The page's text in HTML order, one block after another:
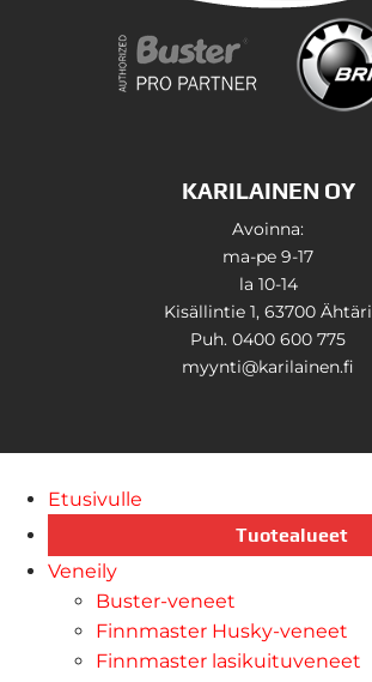
KARILAINEN OY
Avoinna:
ma-pe 9-17
la 10-14
Kisällintie 1, 63700 Ähtäri
Puh. 0400 600 775
myynti@karilainen.fi
Etusivulle
Tuotealueet
Veneily
Buster-veneet
Finnmaster Husky-veneet
Finnmaster lasikuituveneet